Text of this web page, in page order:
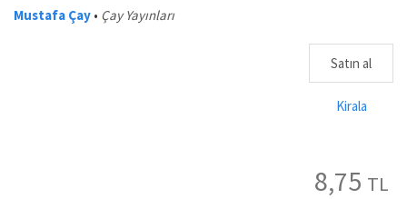
Mustafa Çay • Çay Yayınları
Satın al
Kirala
8,75 TL